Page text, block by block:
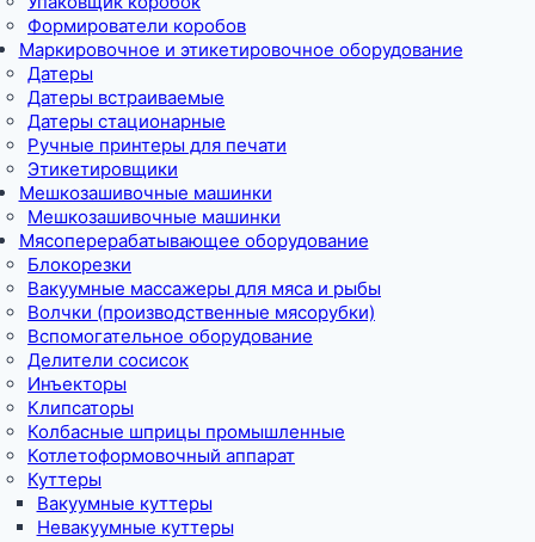
Формирователи коробов
Маркировочное и этикетировочное оборудование
Датеры
Датеры встраиваемые
Датеры стационарные
Ручные принтеры для печати
Этикетировщики
Мешкозашивочные машинки
Мешкозашивочные машинки
Мясоперерабатывающее оборудование
Блокорезки
Вакуумные массажеры для мяса и рыбы
Волчки (производственные мясорубки)
Вспомогательное оборудование
Делители сосисок
Инъекторы
Клипсаторы
Колбасные шприцы промышленные
Котлетоформовочный аппарат
Куттеры
Вакуумные куттеры
Невакуумные куттеры